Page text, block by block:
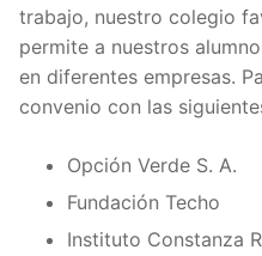
trabajo, nuestro colegio
permite a nuestros
en diferentes empresas.
convenio con las
Opción Verde S. A.
Fundación Techo
Instituto Constanza